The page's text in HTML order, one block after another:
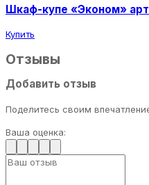
Шкаф-купе «Эконом»
Купить
Отзывы
Добавить отзыв
Поделитесь своим
Ваша оценка: